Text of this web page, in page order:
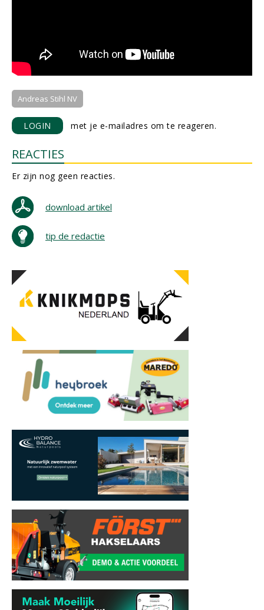
Andreas Stihl NV
LOGIN met je e-mailadres om te reageren.
REACTIES
Er zijn nog geen reacties.
download artikel
tip de redactie